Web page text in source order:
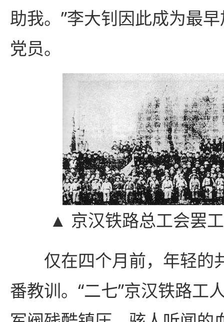
助我。”李大钊因此成为最
党员。
▲ 京汉铁路总工会罢
仅在四个月前，年轻的
番教训。“二七”京汉铁路工